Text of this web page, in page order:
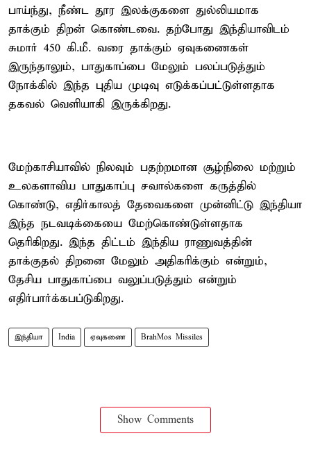
பாய்ந்து, நீண்ட தூர இலக்குகளை துல்லியமாக
தாக்கும் திறன் கொண்டவை. தற்போது இந்தியாவிடம்
சுமார் 450 கி.மீ. வரை தாக்கும் ஏவுகணைகள்
இருந்தாலும், பாதுகாப்பை மேலும் பலப்படுத்தும்
நோக்கில் இந்த புதிய முடிவு எடுக்கப்பட்டுள்ளதாக
தகவல் வெளியாகி இருக்கிறது.
மேற்காசியாவில் நிலவும் பதற்றமான சூழ்நிலை மற்றும்
உலகளாவிய பாதுகாப்பு சவால்களை கருத்தில்
கொண்டு, எதிர்காலத் தேவைகளை முன்னிட்டு இந்தியா
இந்த நடவடிக்கையை மேற்கொண்டுள்ளதாக
தெரிகிறது. இந்த திட்டம் இந்திய ராணுவத்தின்
தாக்குதல் திறனை மேலும் அதிகரிக்கும் என்றும்,
தேசிய பாதுகாப்பை வலுப்படுத்தும் என்றும்
எதிர்பார்க்கபப்டுகிறது.
இந்தியா India ஏவுகணை BrahMos Missiles
Show Comments